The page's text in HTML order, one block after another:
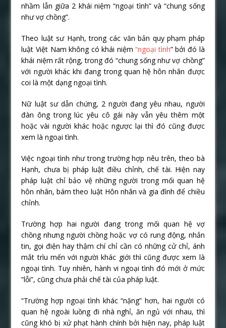
nhầm lẫn giữa 2 khái niệm “ngoại tình” và “chung sống
như vợ chồng”.
Theo luật sư Hạnh, trong các văn bản quy phạm pháp
luật Việt Nam không có khái niệm“ngoại tình” bởi đó là
khái niệm rất rộng, trong đó “chung sống như vợ chồng”
với người khác khi đang trong quan hệ hôn nhân được
coi là một dạng ngoại tình.
Nữ luật sư dẫn chứng, 2 người đang yêu nhau, người
đàn ông trong lúc yêu cô gái này vẫn yêu thêm một
hoặc vài người khác hoặc ngược lại thì đó cũng được
xem là ngoại tình.
Việc ngoại tình như trong trường hợp nêu trên, theo bà
Hạnh, chưa bị pháp luật điều chỉnh, chế tài. Hiện nay
pháp luật chỉ bảo vệ những người trong mối quan hệ
hôn nhân, bám theo luật Hôn nhân và gia đình để chiều
chỉnh.
Trường hợp hai người đang trong mối quan hệ vợ
chồng nhưng người chồng hoặc vợ có rung động, nhắn
tin, gọi điện hay thậm chí chỉ cần có những cử chỉ, ánh
mắt trìu mến với người khác giới thì cũng được xem là
ngoại tình. Tuy nhiên, hành vi ngoại tình đó mới ở mức
“lỗi”, cũng chưa phải chế tài của pháp luật.
“Trường hợp ngoại tình khác “nặng” hơn, hai người có
quan hệ ngoài luồng đi nhà nghỉ, ăn ngủ với nhau, thì
cũng khó bị xử phạt hành chính bởi hiện nay, pháp luật